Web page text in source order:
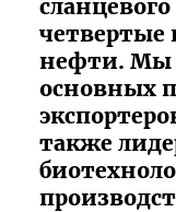
четвертые
нефти. Мы
основных
также